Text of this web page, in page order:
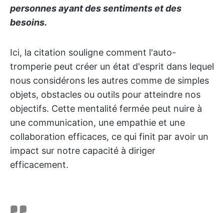
personnes ayant des sentiments et des
besoins.
Ici, la citation souligne comment l'auto-
tromperie peut créer un état d'esprit dans lequel
nous considérons les autres comme de simples
objets, obstacles ou outils pour atteindre nos
objectifs. Cette mentalité fermée peut nuire à
une communication, une empathie et une
collaboration efficaces, ce qui finit par avoir un
impact sur notre capacité à diriger
efficacement.